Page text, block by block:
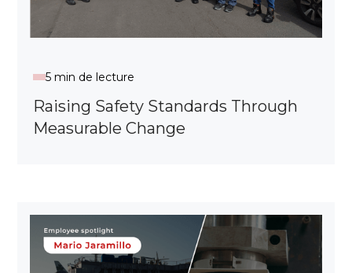
5 min de lecture
Raising Safety Standards Through
Measurable Change